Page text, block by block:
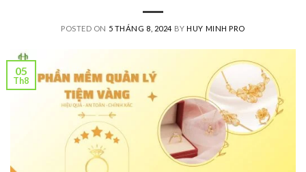
POSTED ON 5 THÁNG 8, 2024 BYHUY MINH PRO
05
Th8